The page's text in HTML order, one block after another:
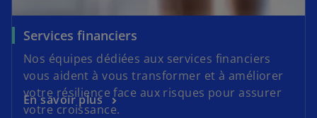
Services financiers
Nos équipes dédiées aux services financiers
vous aident à vous transformer et à améliorer
votre résilience face aux risques pour assurer
votre croissance.
En savoir plus